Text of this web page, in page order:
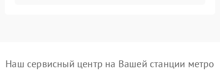
Наш сервисный центр на Вашей станции метро